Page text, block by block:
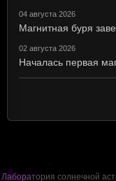
04 августа 2026
Магнитная буря
02 августа 2026
Началась первая
Лаборатория солнечной